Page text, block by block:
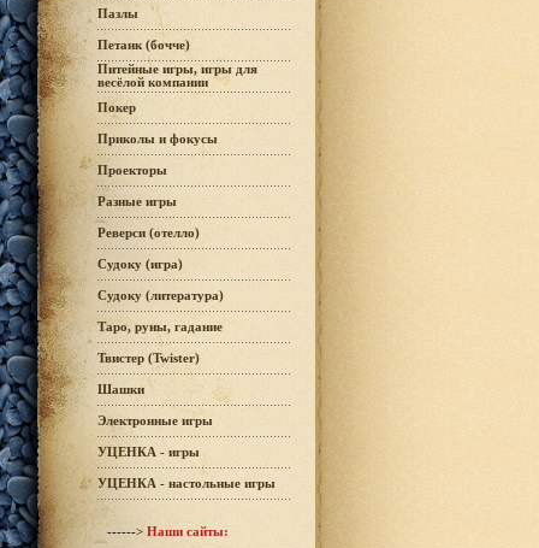
Пазлы
Петанк (бочче)
Питейные игры, игры для
весёлой компании
Покер
Приколы и фокусы
Проекторы
Разные игры
Реверси (отелло)
Судоку (игра)
Судоку (литература)
Таро, руны, гадание
Твистер (Twister)
Шашки
Электронные игры
УЦЕНКА - игры
УЦЕНКА - настольные игры
------>Наши сайты: